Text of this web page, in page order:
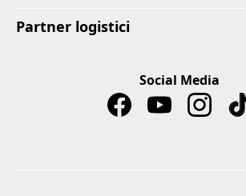
Partner logistici
Social Media